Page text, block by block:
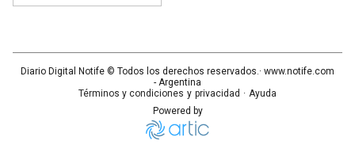
Diario Digital Notife © Todos los derechos reservados.· www.notife.com
- Argentina
Términos y condiciones y privacidad · Ayuda
Powered by